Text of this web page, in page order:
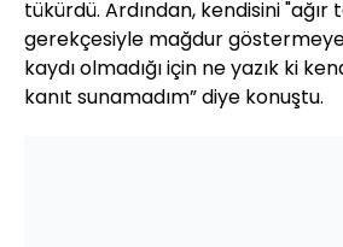
tükürdü. Ardından, kendisini "ağır
gerekçesiyle mağdur göstermeye
kaydı olmadığı için ne yazık ki
kanıt sunamadım” diye konuştu.